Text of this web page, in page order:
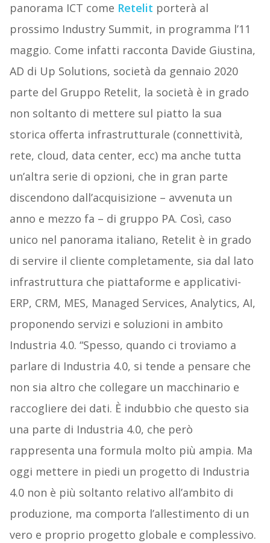
panorama ICT come Retelit porterà al
prossimo Industry Summit, in programma l’11
maggio. Come infatti racconta Davide Giustina,
AD di Up Solutions, società da gennaio 2020
parte del Gruppo Retelit, la società è in grado
non soltanto di mettere sul piatto la sua
storica offerta infrastrutturale (connettività,
rete, cloud, data center, ecc) ma anche tutta
un’altra serie di opzioni, che in gran parte
discendono dall’acquisizione – avvenuta un
anno e mezzo fa – di gruppo PA. Così, caso
unico nel panorama italiano, Retelit è in grado
di servire il cliente completamente, sia dal lato
infrastruttura che piattaforme e applicativi-
ERP, CRM, MES, Managed Services, Analytics, AI,
proponendo servizi e soluzioni in ambito
Industria 4.0. “Spesso, quando ci troviamo a
parlare di Industria 4.0, si tende a pensare che
non sia altro che collegare un macchinario e
raccogliere dei dati. È indubbio che questo sia
una parte di Industria 4.0, che però
rappresenta una formula molto più ampia. Ma
oggi mettere in piedi un progetto di Industria
4.0 non è più soltanto relativo all’ambito di
produzione, ma comporta l’allestimento di un
vero e proprio progetto globale e complessivo.